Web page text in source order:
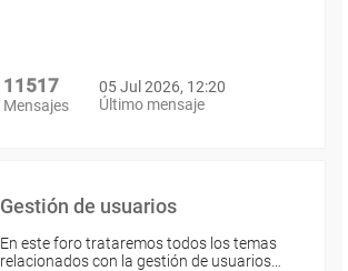
11517
Mensajes
05 Jul 2026, 12:20
Último mensaje
Gestión de usuarios
En este foro trataremos todos los temas
relacionados con la gestión de usuarios…